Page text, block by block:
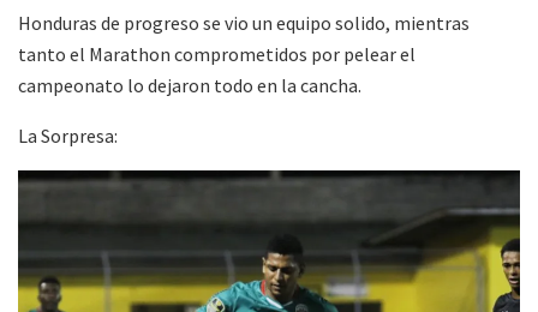
Honduras de progreso se vio un equipo solido, mientras
tanto el Marathon comprometidos por pelear el
campeonato lo dejaron todo en la cancha.
La Sorpresa: